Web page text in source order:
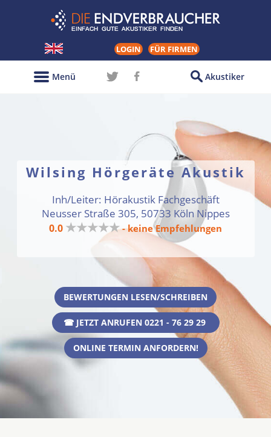
LOGIN FÜR FIRMEN
Akustiker
Menü
Wilsing Hörgeräte Akustik
Inh/Leiter: Hörakustik Fachgeschäft
Neusser Straße 305, 50733 Köln Nippes
0.0 ★★★★★ - keine Empfehlungen
BEWERTUNGEN LESEN/SCHREIBEN
☎ JETZT ANRUFEN 0221 - 76 29 29
ONLINE TERMIN ANFORDERN!